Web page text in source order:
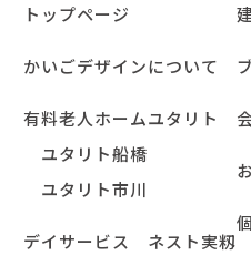
トップページ
かいごデザインについて
有料老人ホームユタリト
ユタリト船橋
ユタリト市川
デイサービス ネスト実籾